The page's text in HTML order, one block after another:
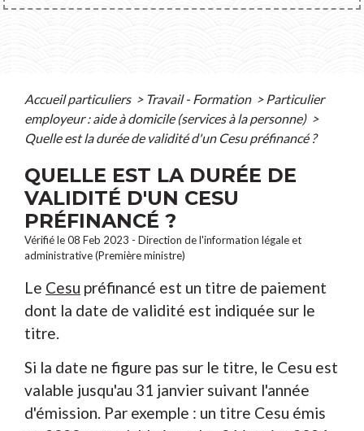
Accueil particuliers > Travail - Formation > Particulier
employeur : aide à domicile (services à la personne) >
Quelle est la durée de validité d'un Cesu préfinancé ?
QUELLE EST LA DURÉE DE
VALIDITÉ D'UN CESU
PRÉFINANCÉ ?
Vérifié le 08 Feb 2023 - Direction de l'information légale et
administrative (Première ministre)
Le Cesu préfinancé est un titre de paiement
dont la date de validité est indiquée sur le
titre.
Si la date ne figure pas sur le titre, le Cesu est
valable jusqu'au 31 janvier suivant l'année
d'émission. Par exemple : un titre Cesu émis